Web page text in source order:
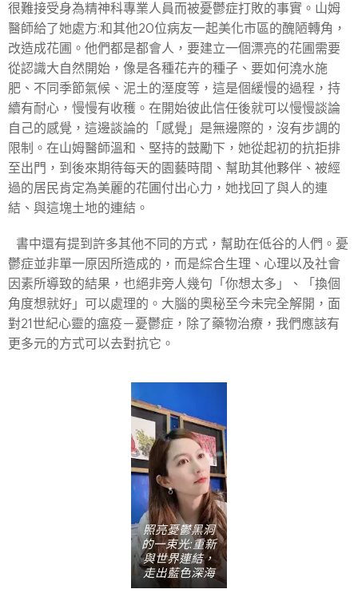
很難接受身為精神科專業人員而被憂鬱症打敗的事實。山姆
醫師給了她處方:和其他20位病友一起美化市區的醜陋轉角，
改造成花圃。他們都是都會人，要建立一個漂亮的花圃需要
從認識大自然開始，像是各種花卉的種子、要如何澆水施
肥、不同季節氣候、泥土的溼度等，這是個緩慢的過程，持
續有耐心，慢慢有收穫。在開始彼此信任後就可以慢慢談論
自己的感覺，這邊談論的「感覺」是無邊際的，沒有步調的
限制。在山姆醫師溫和、堅持的鼓勵下，她從起初的抗拒排
至出門，到後來期待每天的園藝時間、幫助其他夥伴、被經
過的居民肯定為美麗的花圃付出心力，她找回了與人的連
結、與這塊土地的連結。
書中還有提到許多其他不同的方式，幫助在低谷的人們。憂
鬱症並非單一原因所造成的，而是綜合生理、心理以及社會
因素所導致的結果，也絕非旁人幾句「你想太多」、「換個
角度想就好」可以處理的。大腦的奧秘至今未完全解開，面
對21世紀心靈的瘟疫－憂鬱症，除了藥物治療，我們應該有
更多元的方式可以去對抗它。
照亮憂鬱黑洞
的一束光:重新
與世界連結，
走出藍色深海